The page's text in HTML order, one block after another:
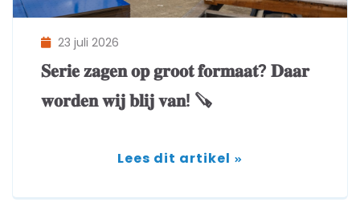
𝐒𝐞𝐫𝐢𝐞 𝐳𝐚𝐠𝐞𝐧 𝐨𝐩 𝐠𝐫𝐨𝐨𝐭 𝐟𝐨𝐫𝐦𝐚𝐚𝐭? 𝐃𝐚𝐚𝐫
𝐰𝐨𝐫𝐝𝐞𝐧 𝐰𝐢𝐣 𝐛𝐥𝐢𝐣 𝐯𝐚𝐧! 🪚
23 juli 2026
Lees dit artikel